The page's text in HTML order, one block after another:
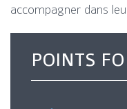
accompagner dans
POINTS